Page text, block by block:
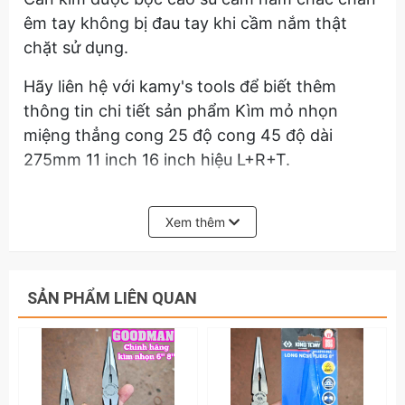
êm tay không bị đau tay khi cầm nắm thật
chặt sử dụng.
Hãy liên hệ với kamy's tools để biết thêm
thông tin chi tiết sản phẩm Kìm mỏ nhọn
miệng thẳng cong 25 độ cong 45 độ dài
275mm 11 inch 16 inch hiệu L+R+T.
Xem thêm
SẢN PHẨM LIÊN QUAN